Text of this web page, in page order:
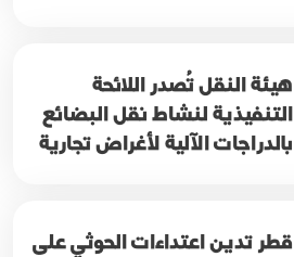
هيئة النقل تُصدر اللائحة
التنفيذية لنشاط نقل البضائع
بالدراجات الآلية لأغراض تجارية
قطر تدين اعتداءات الحوثي على